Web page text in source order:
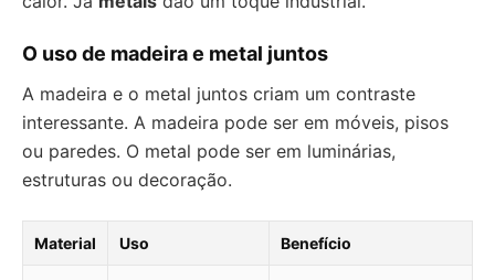
O uso de madeira e metal juntos
A madeira e o metal juntos criam um contraste
interessante. A madeira pode ser em móveis, pisos
ou paredes. O metal pode ser em luminárias,
estruturas ou decoração.
Material Uso Benefício